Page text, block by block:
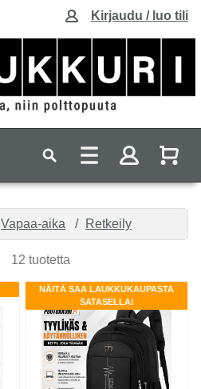
Kirjaudu / luo tili
Vapaa-aika Retkeily
12 tuotetta
NÄITÄ SAA LAUKKUKAUPASTA
SATASELLA!